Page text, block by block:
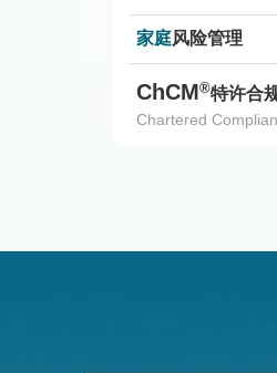
家庭风险管理
ChCM®特许合
Chartered